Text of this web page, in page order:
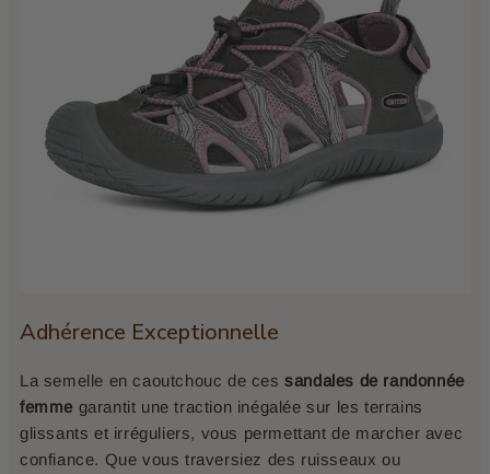
Adhérence Exceptionnelle
La semelle en caoutchouc de cessandales de randonnée
femme garantit une traction inégalée sur les terrains
glissants et irréguliers, vous permettant de marcher avec
confiance. Que vous traversiez des ruisseaux ou